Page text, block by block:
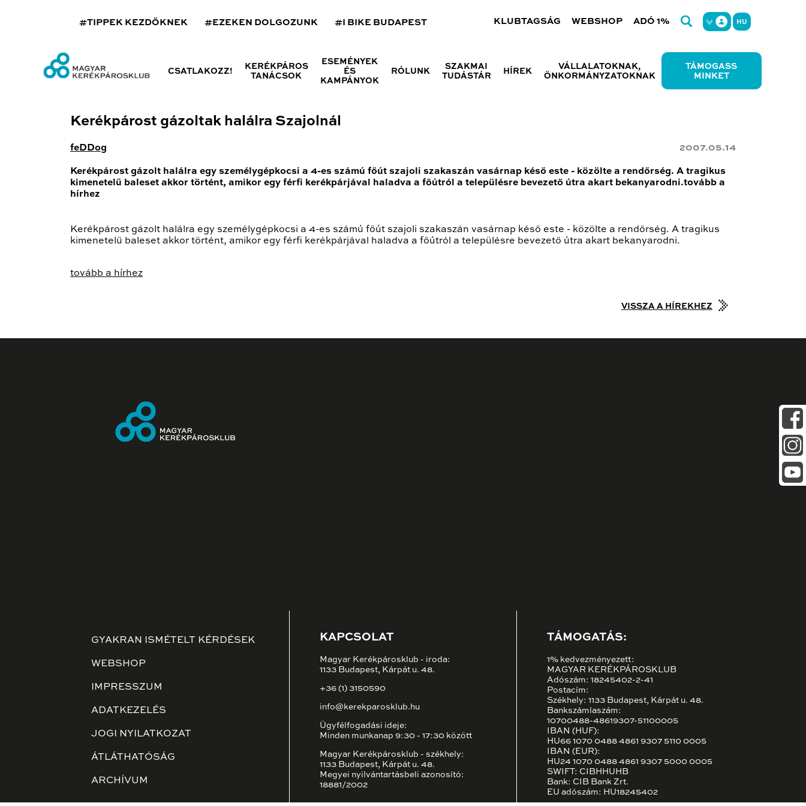
#TIPPEK KEZDŐKNEK #EZEKEN DOLGOZUNK #I BIKE BUDAPEST KLUBTAGSÁG WEBSHOP ADÓ 1% HU
CSATLAKOZZ!
KERÉKPÁROS
TANÁCSOK
ESEMÉNYEK
ÉS
KAMPÁNYOK
RÓLUNK
SZAKMAI
TUDÁSTÁR
HÍREK
VÁLLALATOKNAK,
ÖNKORMÁNYZATOKNAK
TÁMOGASS
MINKET
Kerékpárost gázoltak halálra Szajolnál
feDDog 2007.05.14
Kerékpárost gázolt halálra egy személygépkocsi a 4-es számú főút szajoli szakaszán vasárnap késő este - közölte a rendőrség. A tragikus
kimenetelű baleset akkor történt, amikor egy férfi kerékpárjával haladva a főútról a településre bevezető útra akart bekanyarodni.tovább a
hírhez
Kerékpárost gázolt halálra egy személygépkocsi a 4-es számú főút szajoli szakaszán vasárnap késő este - közölte a rendőrség. A tragikus
kimenetelű baleset akkor történt, amikor egy férfi kerékpárjával haladva a főútról a településre bevezető útra akart bekanyarodni.
tovább a hírhez
VISSZA A HÍREKHEZ
GYAKRAN ISMÉTELT KÉRDÉSEK
WEBSHOP
IMPRESSZUM
ADATKEZELÉS
JOGI NYILATKOZAT
ÁTLÁTHATÓSÁG
ARCHÍVUM
KAPCSOLAT
Magyar Kerékpárosklub - iroda:
1133 Budapest, Kárpát u. 48.
+36 (1) 3150590
info@kerekparosklub.hu
Ügyfélfogadási ideje:
Minden munkanap 9:30 - 17:30 között
Magyar Kerékpárosklub - székhely:
1133 Budapest, Kárpát u. 48.
Megyei nyilvántartásbeli azonosító:
18881/2002
TÁMOGATÁS:
1% kedvezményezett:
MAGYAR KERÉKPÁROSKLUB
Adószám: 18245402-2-41
Postacím:
Székhely: 1133 Budapest, Kárpát u. 48.
Bankszámlaszám:
10700488-48619307-51100005
IBAN (HUF):
HU66 1070 0488 4861 9307 5110 0005
IBAN (EUR):
HU24 1070 0488 4861 9307 5000 0005
SWIFT: CIBHHUHB
Bank: CIB Bank Zrt.
EU adószám: HU18245402